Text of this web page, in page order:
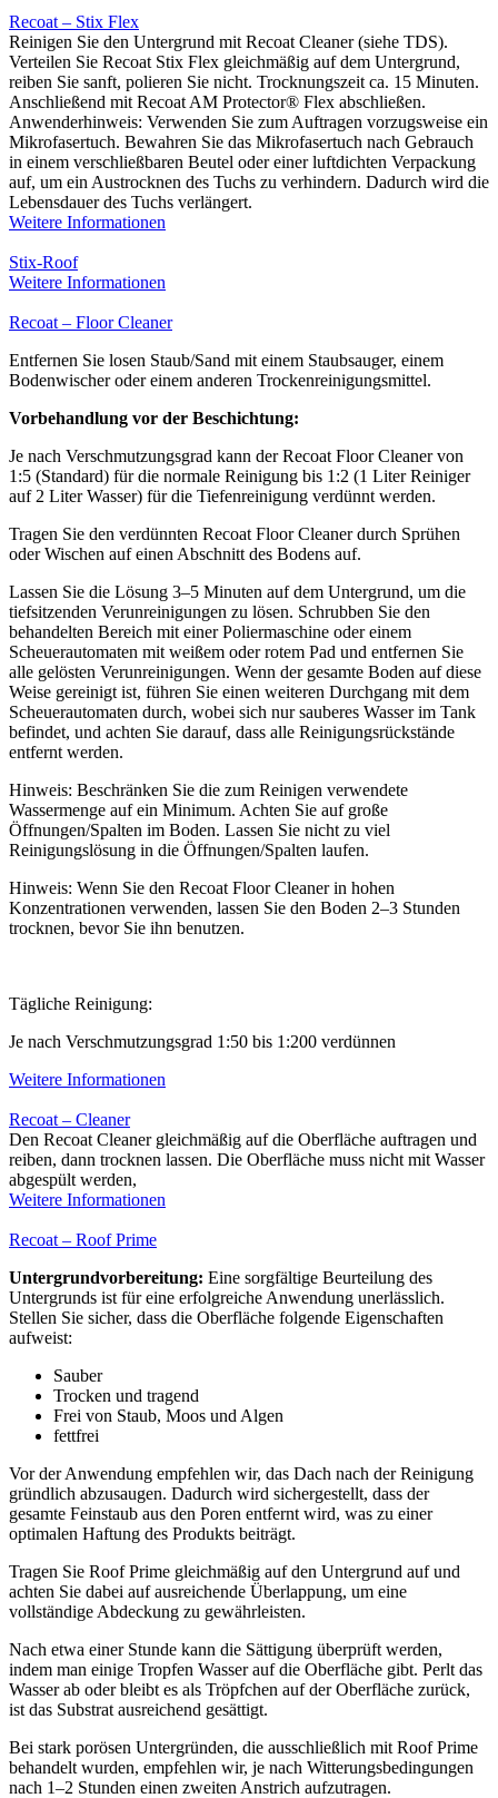
Recoat – Stix Flex
Reinigen Sie den Untergrund mit Recoat Cleaner (siehe TDS).
Verteilen Sie Recoat Stix Flex gleichmäßig auf dem Untergrund,
reiben Sie sanft, polieren Sie nicht. Trocknungszeit ca. 15 Minuten.
Anschließend mit Recoat AM Protector® Flex abschließen.
Anwenderhinweis: Verwenden Sie zum Auftragen vorzugsweise ein
Mikrofasertuch. Bewahren Sie das Mikrofasertuch nach Gebrauch
in einem verschließbaren Beutel oder einer luftdichten Verpackung
auf, um ein Austrocknen des Tuchs zu verhindern. Dadurch wird die
Lebensdauer des Tuchs verlängert.
Weitere Informationen
Stix-Roof
Weitere Informationen
Recoat – Floor Cleaner
Entfernen Sie losen Staub/Sand mit einem Staubsauger, einem
Bodenwischer oder einem anderen Trockenreinigungsmittel.
Vorbehandlung vor der Beschichtung:
Je nach Verschmutzungsgrad kann der Recoat Floor Cleaner von
1:5 (Standard) für die normale Reinigung bis 1:2 (1 Liter Reiniger
auf 2 Liter Wasser) für die Tiefenreinigung verdünnt werden.
Tragen Sie den verdünnten Recoat Floor Cleaner durch Sprühen
oder Wischen auf einen Abschnitt des Bodens auf.
Lassen Sie die Lösung 3–5 Minuten auf dem Untergrund, um die
tiefsitzenden Verunreinigungen zu lösen. Schrubben Sie den
behandelten Bereich mit einer Poliermaschine oder einem
Scheuerautomaten mit weißem oder rotem Pad und entfernen Sie
alle gelösten Verunreinigungen. Wenn der gesamte Boden auf diese
Weise gereinigt ist, führen Sie einen weiteren Durchgang mit dem
Scheuerautomaten durch, wobei sich nur sauberes Wasser im Tank
befindet, und achten Sie darauf, dass alle Reinigungsrückstände
entfernt werden.
Hinweis: Beschränken Sie die zum Reinigen verwendete
Wassermenge auf ein Minimum. Achten Sie auf große
Öffnungen/Spalten im Boden. Lassen Sie nicht zu viel
Reinigungslösung in die Öffnungen/Spalten laufen.
Hinweis: Wenn Sie den Recoat Floor Cleaner in hohen
Konzentrationen verwenden, lassen Sie den Boden 2–3 Stunden
trocknen, bevor Sie ihn benutzen.
Tägliche Reinigung:
Je nach Verschmutzungsgrad 1:50 bis 1:200 verdünnen
Weitere Informationen
Recoat – Cleaner
Den Recoat Cleaner gleichmäßig auf die Oberfläche auftragen und
reiben, dann trocknen lassen. Die Oberfläche muss nicht mit Wasser
abgespült werden,
Weitere Informationen
Recoat – Roof Prime
Untergrundvorbereitung: Eine sorgfältige Beurteilung des
Untergrunds ist für eine erfolgreiche Anwendung unerlässlich.
Stellen Sie sicher, dass die Oberfläche folgende Eigenschaften
aufweist:
Sauber
Trocken und tragend
Frei von Staub, Moos und Algen
fettfrei
Vor der Anwendung empfehlen wir, das Dach nach der Reinigung
gründlich abzusaugen. Dadurch wird sichergestellt, dass der
gesamte Feinstaub aus den Poren entfernt wird, was zu einer
optimalen Haftung des Produkts beiträgt.
Tragen Sie Roof Prime gleichmäßig auf den Untergrund auf und
achten Sie dabei auf ausreichende Überlappung, um eine
vollständige Abdeckung zu gewährleisten.
Nach etwa einer Stunde kann die Sättigung überprüft werden,
indem man einige Tropfen Wasser auf die Oberfläche gibt. Perlt das
Wasser ab oder bleibt es als Tröpfchen auf der Oberfläche zurück,
ist das Substrat ausreichend gesättigt.
Bei stark porösen Untergründen, die ausschließlich mit Roof Prime
behandelt wurden, empfehlen wir, je nach Witterungsbedingungen
nach 1–2 Stunden einen zweiten Anstrich aufzutragen.